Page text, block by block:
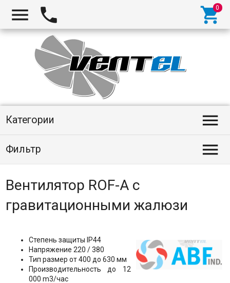
Категории
Фильтр
Вентилятор ROF-A с
гравитационными жалюзи
Степень защиты IP44
Напряжение 220 / 380
Тип размер от 400 до 630 мм
Производительность до 12
000 m3/час